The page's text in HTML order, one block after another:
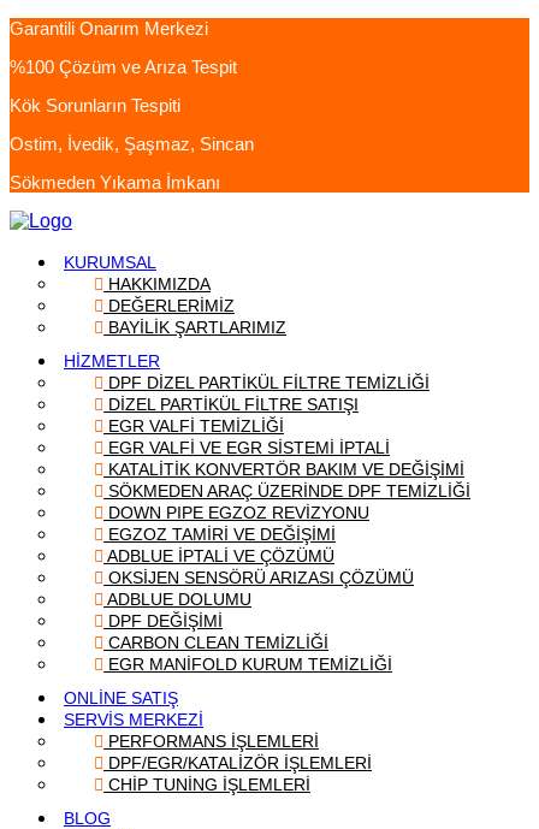
Garantili Onarım Merkezi
%100 Çözüm ve Arıza Tespit
Kök Sorunların Tespiti
Ostim, İvedik, Şaşmaz, Sincan
Sökmeden Yıkama İmkanı
KURUMSAL
HAKKIMIZDA
DEĞERLERİMİZ
BAYİLİK ŞARTLARIMIZ
HİZMETLER
DPF DİZEL PARTİKÜL FİLTRE TEMİZLİĞİ
DİZEL PARTİKÜL FİLTRE SATIŞI
EGR VALFİ TEMİZLİĞİ
EGR VALFİ VE EGR SİSTEMİ İPTALİ
KATALİTİK KONVERTÖR BAKIM VE DEĞİŞİMİ
SÖKMEDEN ARAÇ ÜZERİNDE DPF TEMİZLİĞİ
DOWN PIPE EGZOZ REVİZYONU
EGZOZ TAMİRİ VE DEĞİŞİMİ
ADBLUE İPTALİ VE ÇÖZÜMÜ
OKSİJEN SENSÖRÜ ARIZASI ÇÖZÜMÜ
ADBLUE DOLUMU
DPF DEĞİŞİMİ
CARBON CLEAN TEMİZLİĞİ
EGR MANİFOLD KURUM TEMİZLİĞİ
ONLİNE SATIŞ
SERVİS MERKEZİ
PERFORMANS İŞLEMLERİ
DPF/EGR/KATALİZÖR İŞLEMLERİ
CHİP TUNİNG İŞLEMLERİ
BLOG